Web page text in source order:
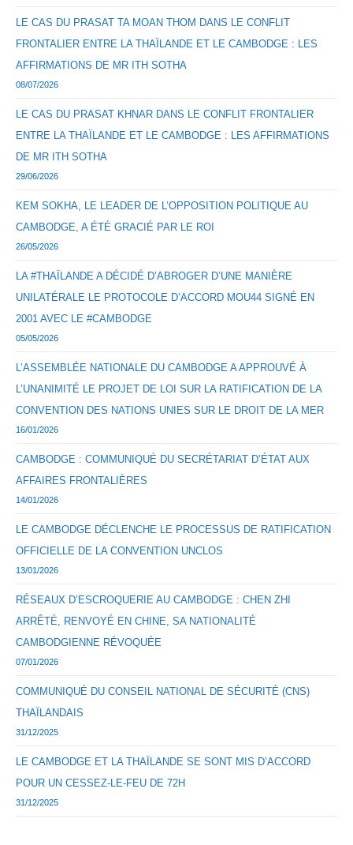
LE CAS DU PRASAT TA MOAN THOM DANS LE CONFLIT
FRONTALIER ENTRE LA THAÏLANDE ET LE CAMBODGE : LES
AFFIRMATIONS DE MR ITH SOTHA
08/07/2026
LE CAS DU PRASAT KHNAR DANS LE CONFLIT FRONTALIER
ENTRE LA THAÏLANDE ET LE CAMBODGE : LES AFFIRMATIONS
DE MR ITH SOTHA
29/06/2026
KEM SOKHA, LE LEADER DE L’OPPOSITION POLITIQUE AU
CAMBODGE, A ÉTÉ GRACIÉ PAR LE ROI
26/05/2026
LA #THAÏLANDE A DÉCIDÉ D’ABROGER D’UNE MANIÈRE
UNILATÉRALE LE PROTOCOLE D’ACCORD MOU44 SIGNÉ EN
2001 AVEC LE #CAMBODGE
05/05/2026
L’ASSEMBLÉE NATIONALE DU CAMBODGE A APPROUVÉ À
L’UNANIMITÉ LE PROJET DE LOI SUR LA RATIFICATION DE LA
CONVENTION DES NATIONS UNIES SUR LE DROIT DE LA MER
16/01/2026
CAMBODGE : COMMUNIQUÉ DU SECRÉTARIAT D’ÉTAT AUX
AFFAIRES FRONTALIÈRES
14/01/2026
LE CAMBODGE DÉCLENCHE LE PROCESSUS DE RATIFICATION
OFFICIELLE DE LA CONVENTION UNCLOS
13/01/2026
RÉSEAUX D’ESCROQUERIE AU CAMBODGE : CHEN ZHI
ARRÊTÉ, RENVOYÉ EN CHINE, SA NATIONALITÉ
CAMBODGIENNE RÉVOQUÉE
07/01/2026
COMMUNIQUÉ DU CONSEIL NATIONAL DE SÉCURITÉ (CNS)
THAÏLANDAIS
31/12/2025
LE CAMBODGE ET LA THAÏLANDE SE SONT MIS D’ACCORD
POUR UN CESSEZ-LE-FEU DE 72H
31/12/2025